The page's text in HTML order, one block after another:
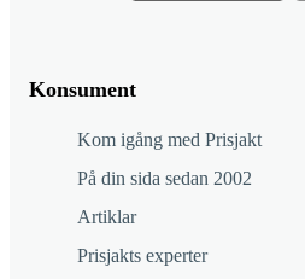
Konsument
Kom igång med Prisjakt
På din sida sedan 2002
Artiklar
Prisjakts experter